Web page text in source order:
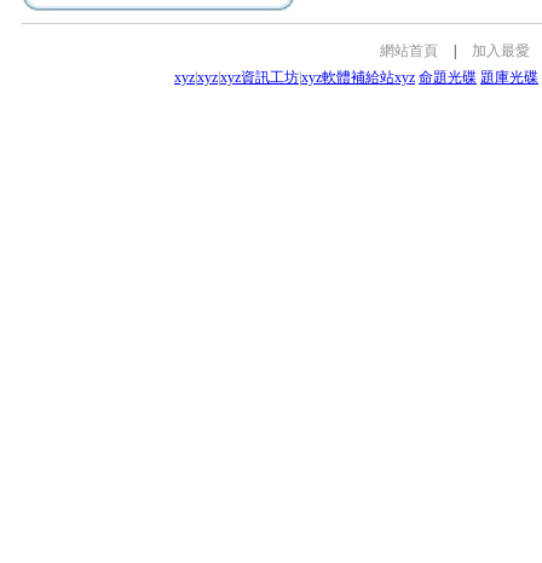
網站首頁
加入最愛
xyzxyzxyz資訊工坊xyz軟體補給站xyz 命題光碟 題庫光碟